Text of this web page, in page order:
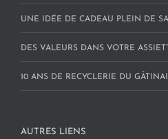
UNE IDÉE DE CADEAU PLEIN DE
DES VALEURS DANS VOTRE
10 ANS DE RECYCLERIE DU
AUTRES LIENS